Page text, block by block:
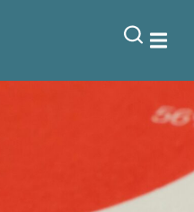
temporaires